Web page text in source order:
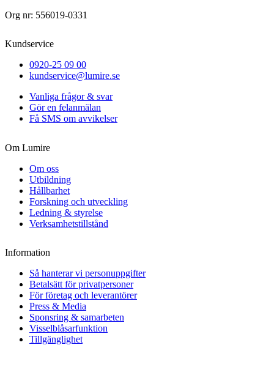
Org nr: 556019-0331
Kundservice
0920-25 09 00
kundservice@lumire.se
Vanliga frågor & svar
Gör en felanmälan
Få SMS om avvikelser
Om Lumire
Om oss
Utbildning
Hållbarhet
Forskning och utveckling
Ledning & styrelse
Verksamhetstillstånd
Information
Så hanterar vi personuppgifter
Betalsätt för privatpersoner
För företag och leverantörer
Press & Media
Sponsring & samarbeten
Visselblåsarfunktion
Tillgänglighet